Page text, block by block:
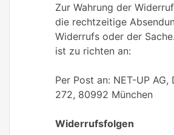
Zur Wahrung der
die rechtzeitige
Widerrufs oder der
ist zu richten an:
Per Post an: NET-UP AG,
272, 80992 München
Widerrufsfolgen